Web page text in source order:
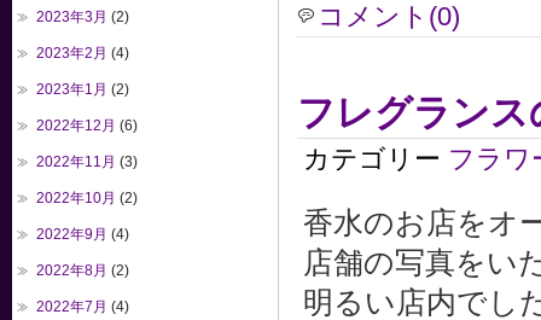
コメント(0)
フレグラン
カテゴリー フラワ
香水のお店をオ
店舗の写真をい
明るい店内でし
2023年3月 (2)
2023年2月 (4)
2023年1月 (2)
2022年12月 (6)
2022年11月 (3)
2022年10月 (2)
2022年9月 (4)
2022年8月 (2)
2022年7月 (4)